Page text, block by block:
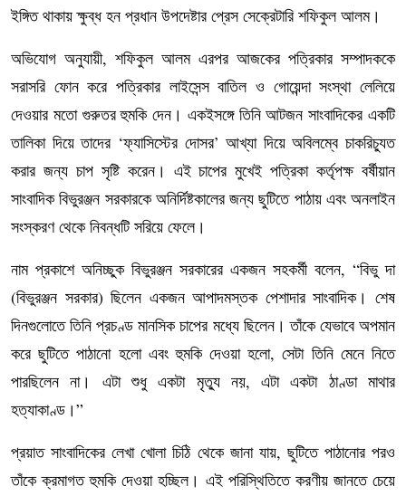
ইঙ্গিত থাকায় ক্ষুব্ধ হন প্রধান উপদেষ্টার প্রেস সেক্রেটারি শফিকুল আলম।
অভিযোগ অনুযায়ী, শফিকুল আলম এরপর আজকের পত্রিকার সম্পাদককে
সরাসরি ফোন করে পত্রিকার লাইসেন্স বাতিল ও গোয়েন্দা সংস্থা লেলিয়ে
দেওয়ার মতো গুরুতর হুমকি দেন। একইসঙ্গে তিনি আটজন সাংবাদিকের একটি
তালিকা দিয়ে তাদের ‘ফ্যাসিস্টের দোসর’ আখ্যা দিয়ে অবিলম্বে চাকরিচ্যুত
করার জন্য চাপ সৃষ্টি করেন। এই চাপের মুখেই পত্রিকা কর্তৃপক্ষ বর্ষীয়ান
সাংবাদিক বিভুরঞ্জন সরকারকে অনির্দিষ্টকালের জন্য ছুটিতে পাঠায় এবং অনলাইন
সংস্করণ থেকে নিবন্ধটি সরিয়ে ফেলে।
নাম প্রকাশে অনিচ্ছুক বিভুরঞ্জন সরকারের একজন সহকর্মী বলেন, “বিভু দা
(বিভুরঞ্জন সরকার) ছিলেন একজন আপাদমস্তক পেশাদার সাংবাদিক। শেষ
দিনগুলোতে তিনি প্রচণ্ড মানসিক চাপের মধ্যে ছিলেন। তাঁকে যেভাবে অপমান
করে ছুটিতে পাঠানো হলো এবং হুমকি দেওয়া হলো, সেটা তিনি মেনে নিতে
পারছিলেন না। এটা শুধু একটা মৃত্যু নয়, এটা একটা ঠাণ্ডা মাথার
হত্যাকাণ্ড।”
প্রয়াত সাংবাদিকের লেখা খোলা চিঠি থেকে জানা যায়, ছুটিতে পাঠানোর পরও
তাঁকে ক্রমাগত হুমকি দেওয়া হচ্ছিল। এই পরিস্থিতিতে করণীয় জানতে চেয়ে